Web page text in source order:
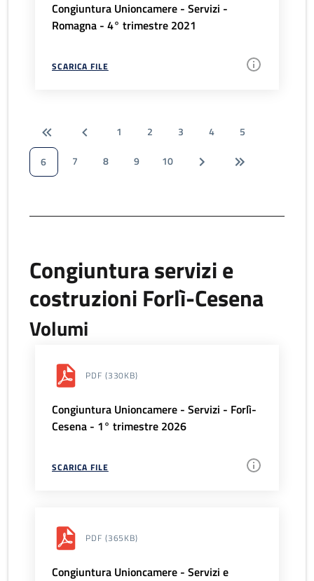
Congiuntura Unioncamere - Servizi -
Romagna - 4° trimestre 2021
SCARICA FILE
1 2 3 4
5
6
7 8 9 10
Congiuntura servizi e
costruzioni Forlì-Cesena
Volumi
PDF (330KB)
Congiuntura Unioncamere - Servizi - Forlì-
Cesena - 1° trimestre 2026
SCARICA FILE
PDF (365KB)
Congiuntura Unioncamere - Servizi e